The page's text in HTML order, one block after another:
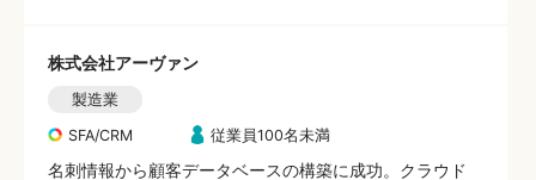
株式会社アーヴァン
製造業
SFA/CRM
従業員100名未満
名刺情報から顧客データベースの構築に成功。クラウド